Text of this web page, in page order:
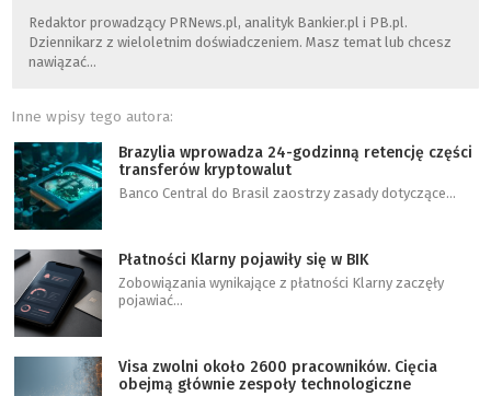
Redaktor prowadzący PRNews.pl, analityk Bankier.pl i PB.pl.
Dziennikarz z wieloletnim doświadczeniem. Masz temat lub chcesz
nawiązać…
Inne wpisy tego autora:
Brazylia wprowadza 24-godzinną retencję części
transferów kryptowalut
Banco Central do Brasil zaostrzy zasady dotyczące…
Płatności Klarny pojawiły się w BIK
Zobowiązania wynikające z płatności Klarny zaczęły
pojawiać…
Visa zwolni około 2600 pracowników. Cięcia
obejmą głównie zespoły technologiczne